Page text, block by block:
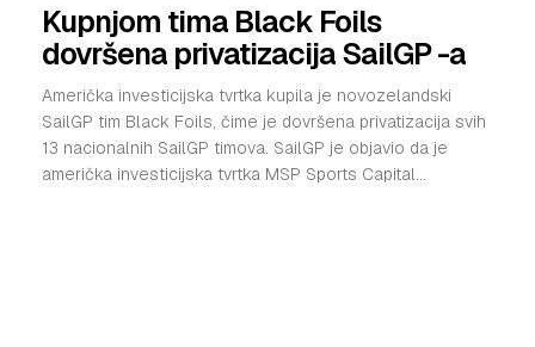
Kupnjom tima Black Foils
dovršena privatizacija SailGP -a
Američka investicijska tvrtka kupila je novozelandski
SailGP tim Black Foils, čime je dovršena privatizacija svih
13 nacionalnih SailGP timova. SailGP je objavio da je
američka investicijska tvrtka MSP Sports Capital...